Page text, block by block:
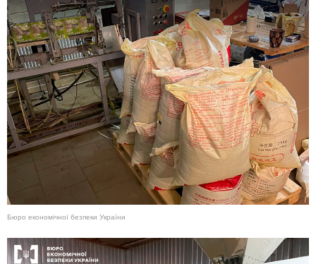
Бюро економічної безпеки України